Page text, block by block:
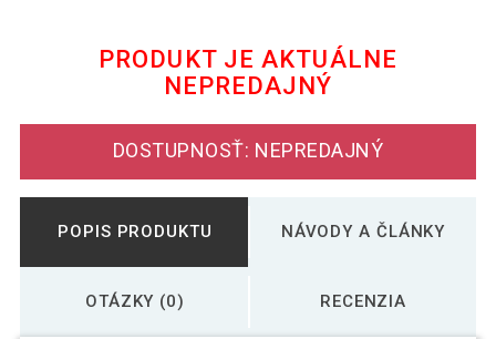
PRODUKT JE AKTUÁLNE
NEPREDAJNÝ
DOSTUPNOSŤ: NEPREDAJNÝ
POPIS PRODUKTU NÁVODY A ČLÁNKY
OTÁZKY (0) RECENZIA